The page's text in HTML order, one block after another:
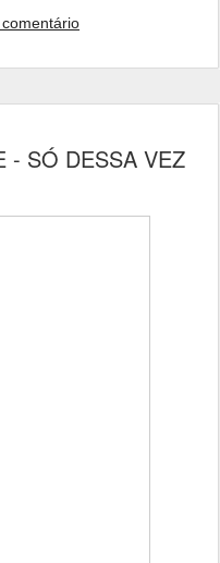
- SÓ DESSA VEZ